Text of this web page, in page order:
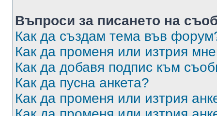
Въпроси за писането на
Как да създам тема във
Как да променя или изтрия
Как да добавя подпис към
Как да пусна анкета?
Как да променя или изтрия